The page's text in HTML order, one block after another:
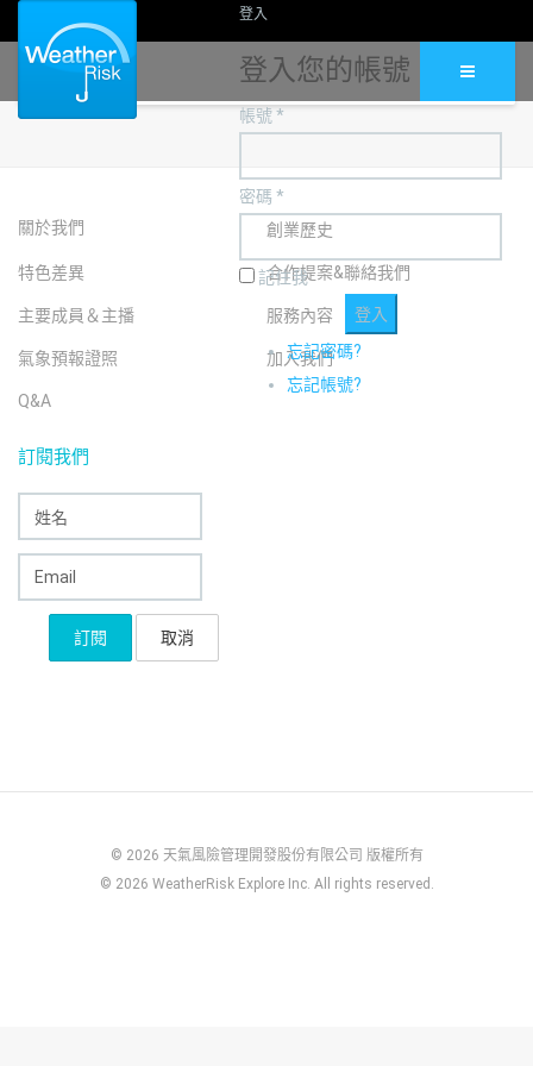
登入
登入您的帳號
帳號 *
密碼 *
記住我
忘記密碼?
忘記帳號?
關於我們 創業歷史
特色差異 合作提案&聯絡我們
主要成員＆主播 服務內容
氣象預報證照 加入我們
Q&A
訂閱我們
© 2026 天氣風險管理開發股份有限公司 版權所有
© 2026 WeatherRisk Explore Inc. All rights reserved.